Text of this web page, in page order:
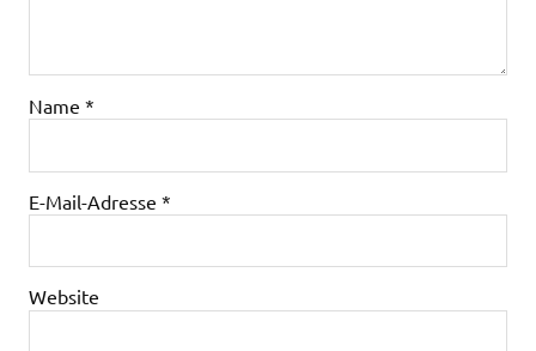
Name *
E-Mail-Adresse *
Website